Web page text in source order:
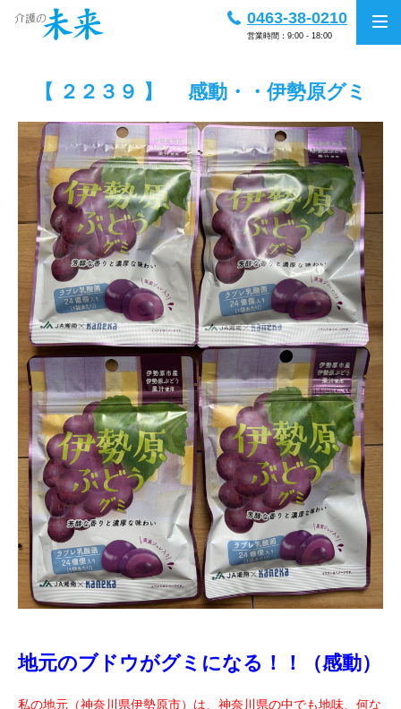
0463-38-0210
営業時間：9:00 - 18:00
【 ２２３９ 】 感動・・伊勢原グミ
地元のブドウがグミになる！！（感動）
私の地元（神奈川県伊勢原市）は、神奈川県の中でも地味、何な